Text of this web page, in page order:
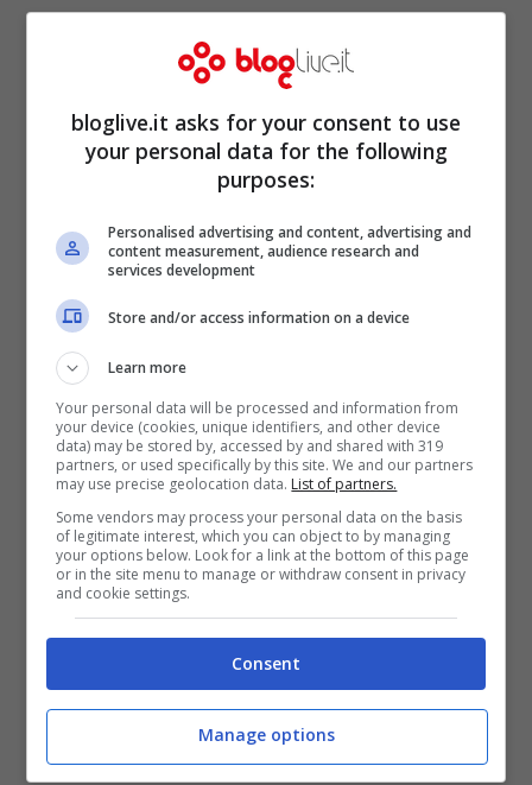
Dopo il premo la strigilata:
Cristiano Ronaldo
bacchetta a dovere il figlio
Cristiano Ronaldo durante un match della Juventus sotto
la pioggia (Getty Images)
bloglive.it asks for your consent to use
your personal data for the following
purposes:
Personalised advertising and content, advertising and
content measurement, audience research and
services development
Store and/or access information on a device
Learn more
Your personal data will be processed and information from
your device (cookies, unique identifiers, and other device
data) may be stored by, accessed by and shared with 319
partners, or used specifically by this site. We and our partners
may use precise geolocation data. List of partners.
Some vendors may process your personal data on the basis
of legitimate interest, which you can object to by managing
your options below. Look for a link at the bottom of this page
or in the site menu to manage or withdraw consent in privacy
and cookie settings.
Consent
Manage options